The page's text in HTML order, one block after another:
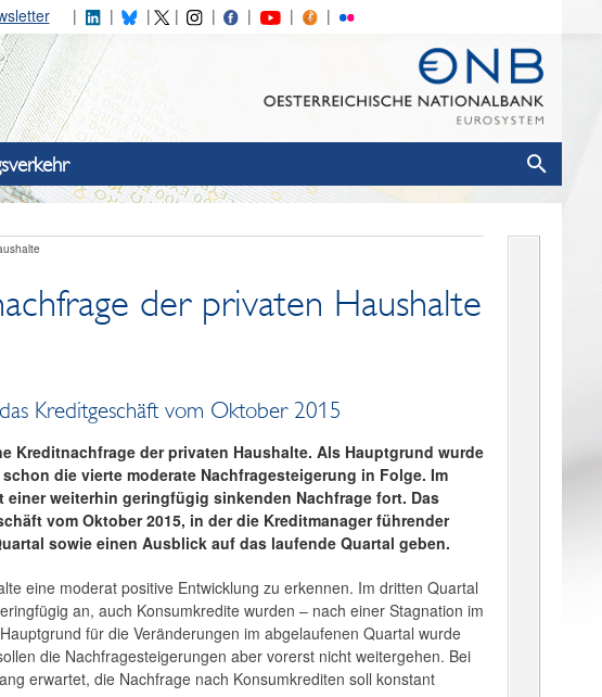
der privaten Haushalte
Kreditgeschäft vom Oktober 2015
Kreditnachfrage der privaten Haushalte. Als Hauptgrund wurde
die vierte moderate Nachfragesteigerung in Folge. Im
weiterhin geringfügig sinkenden Nachfrage fort. Das
vom Oktober 2015, in der die Kreditmanager führender
sowie einen Ausblick auf das laufende Quartal geben.
eine moderat positive Entwicklung zu erkennen. Im dritten Quartal
an, auch Konsumkredite wurden – nach einer Stagnation im
für die Veränderungen im abgelaufenen Quartal wurde
die Nachfragesteigerungen aber vorerst nicht weitergehen. Bei
erwartet, die Nachfrage nach Konsumkrediten soll konstant